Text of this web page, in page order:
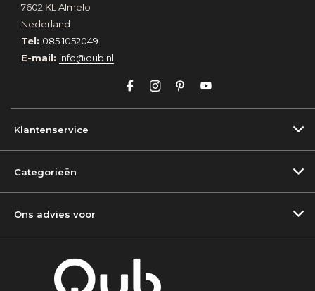
7602 KL Almelo
Nederland
Tel: 085 1052049
E-mail: info@qub.nl
Klantenservice
Categorieën
Ons advies voor